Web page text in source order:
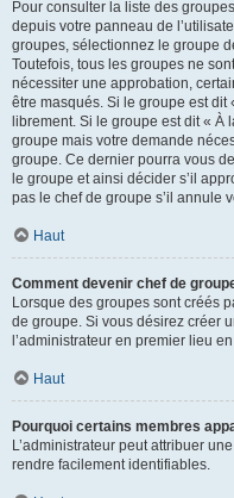
Pour consulter la liste des
depuis votre panneau de
groupes, sélectionnez le groupe
Toutefois, tous les groupes ne
nécessiter une approbation,
être masqués. Si le groupe est
librement. Si le groupe est dit «
groupe mais votre demande
groupe. Ce dernier pourra vous
le groupe et ainsi décider s’il
pas le chef de groupe s’il annule
Haut
Comment devenir chef de
Lorsque des groupes sont créés
de groupe. Si vous désirez créer
l’administrateur en premier lieu
Haut
Pourquoi certains membres
L’administrateur peut attribuer
rendre facilement identifiables.